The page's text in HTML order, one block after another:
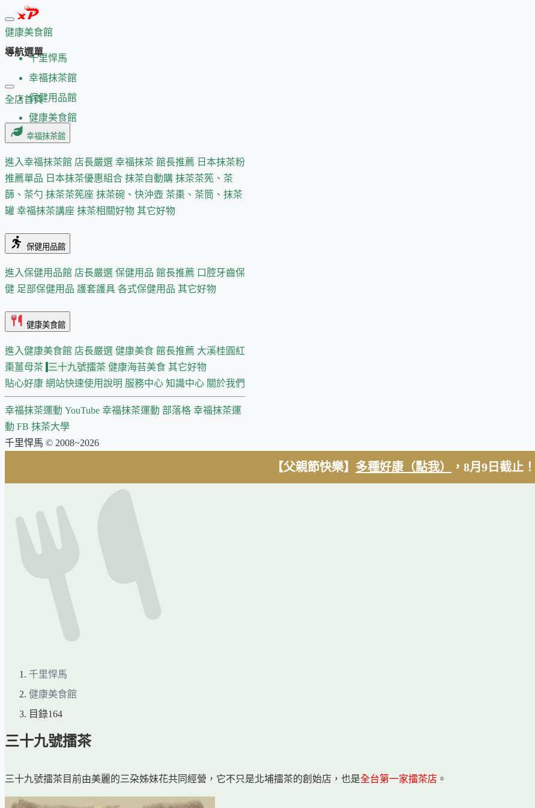
健康美食館
千里悍馬
幸福抹茶館
保健用品館
健康美食館
導航選單
全店首頁
幸福抹茶館
進入幸福抹茶館 店長嚴選 幸福抹茶 館長推薦 日本抹茶粉
推薦單品 日本抹茶優惠組合 抹茶自動購 抹茶茶筅、茶
篩、茶勺 抹茶茶筅座 抹茶碗、快沖壺 茶棗、茶筒、抹茶
罐 幸福抹茶講座 抹茶相關好物 其它好物
保健用品館
進入保健用品館 店長嚴選 保健用品 館長推薦 口腔牙齒保
健 足部保健用品 護套護具 各式保健用品 其它好物
健康美食館
進入健康美食館 店長嚴選 健康美食 館長推薦 大溪桂圓紅
棗薑母茶
三十九號擂茶 健康海苔美食 其它好物
貼心好康 網站快速使用說明 服務中心 知識中心 關於我們
幸福抹茶運動 YouTube 幸福抹茶運動 部落格 幸福抹茶運
動 FB 抹茶大學
千里悍馬 © 2008~2026
【父親節快樂】 多種好康（點我） ，8月9日截止！
千里悍馬
健康美食館
目錄164
三十九號擂茶
三十九號擂茶目前由美麗的三朶姊妹花共同經營，它不只是北埔擂茶的創始店，也是全台第一家擂茶店 。